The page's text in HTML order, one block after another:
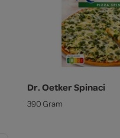
Dr. Oetker Spinaci
390 Gram